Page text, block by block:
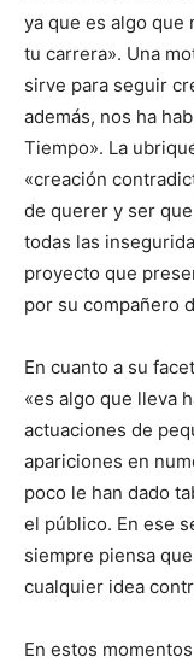
ya que es algo que
tu carrera». Una
sirve para seguir
además, nos ha
Tiempo». La
«creación
de querer y ser
todas las
proyecto que
por su compañero
En cuanto a su
«es algo que lleva
actuaciones de
apariciones en
poco le han dado
el público. En ese
siempre piensa
cualquier idea
En estos